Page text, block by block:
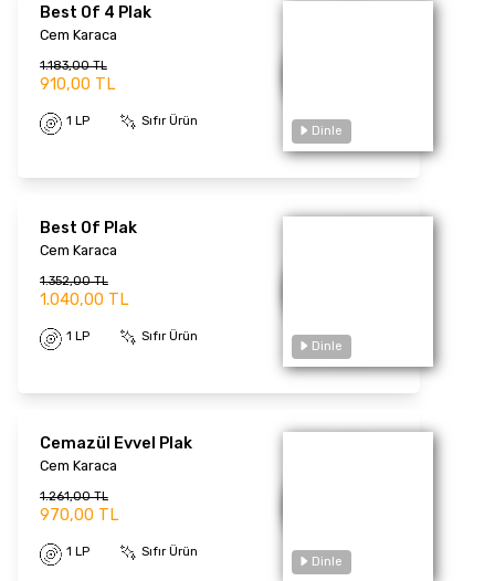
Dinle
Best Of 4 Plak
Cem Karaca
1.183,00 TL
910,00 TL
1 LP Sıfır Ürün
Best Of Plak
Cem Karaca
1.352,00 TL
1.040,00 TL
1 LP Sıfır Ürün
Cemazül Evvel Plak
Cem Karaca
1.261,00 TL
970,00 TL
1 LP Sıfır Ürün